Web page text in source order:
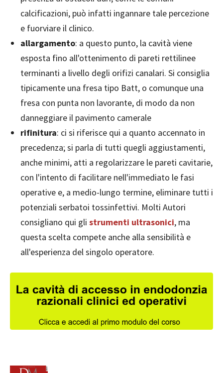
calcificazioni, può infatti ingannare tale percezione
e fuorviare il clinico.
allargamento: a questo punto, la cavità viene
esposta fino all'ottenimento di pareti rettilinee
terminanti a livello degli orifizi canalari. Si consiglia
tipicamente una fresa tipo Batt, o comunque una
fresa con punta non lavorante, di modo da non
danneggiare il pavimento camerale
rifinitura: ci si riferisce qui a quanto accennato in
precedenza; si parla di tutti quegli aggiustamenti,
anche minimi, atti a regolarizzare le pareti cavitarie,
con l'intento di facilitare nell'immediato le fasi
operative e, a medio-lungo termine, eliminare tutti i
potenziali serbatoi tossinfettivi. Molti Autori
consigliano qui gli strumenti ultrasonici, ma
questa scelta compete anche alla sensibilità e
all'esperienza del singolo operatore.